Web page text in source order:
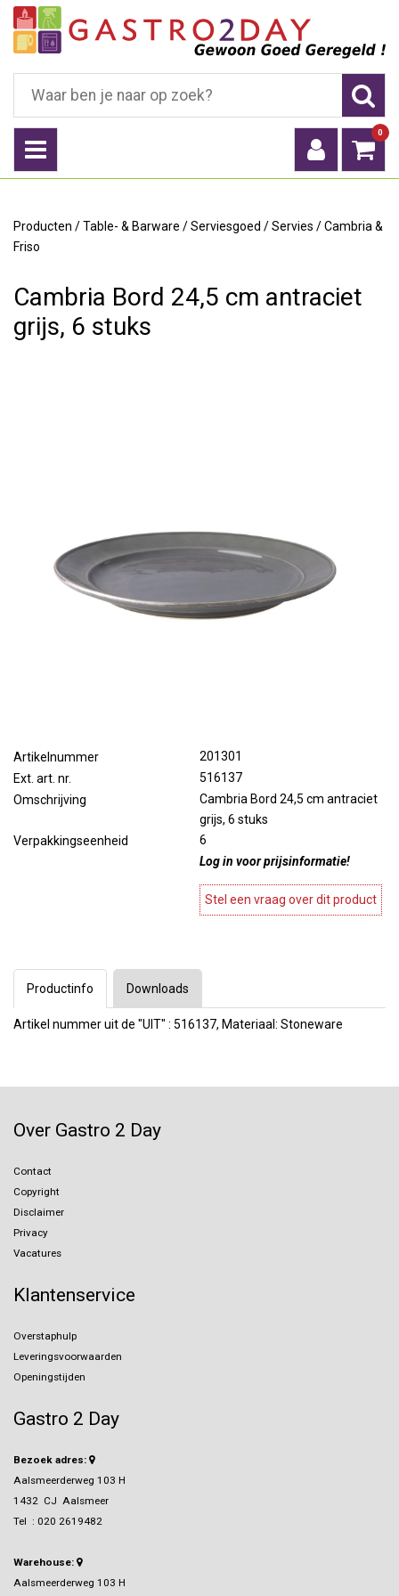
0
Producten /Table- & Barware /Serviesgoed /Servies /Cambria &
Friso
Cambria Bord 24,5 cm antraciet
grijs, 6 stuks
Artikelnummer
201301
Ext. art. nr.
516137
Omschrijving
Cambria Bord 24,5 cm antraciet
grijs, 6 stuks
Verpakkingseenheid
6
Log in voor prijsinformatie!
Stel een vraag over dit product
Productinfo
Artikel nummer uit de "UIT" : 516137, Materiaal: Stoneware
Downloads
Over Gastro 2 Day
Contact
Copyright
Disclaimer
Privacy
Vacatures
Klantenservice
Overstaphulp
Leveringsvoorwaarden
Openingstijden
Gastro 2 Day
Bezoek adres:
Aalsmeerderweg 103 H
1432 CJ Aalsmeer
Tel : 020 2619482
Warehouse:
Aalsmeerderweg 103 H